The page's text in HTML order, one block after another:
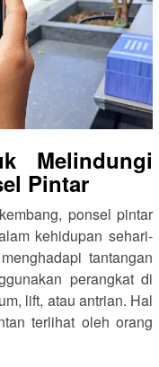
Melindungi
Pintar
ponsel pintar
kehidupan sehari-
tantangan
perangkat di
lift, atau antrian. Hal
terlihat oleh orang